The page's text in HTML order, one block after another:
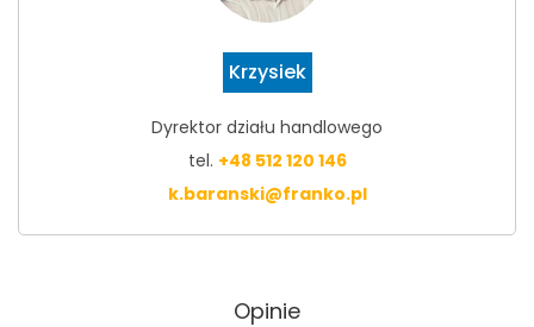
Krzysiek
Dyrektor działu handlowego
tel. +48 512 120 146
k.baranski@franko.pl
Opinie